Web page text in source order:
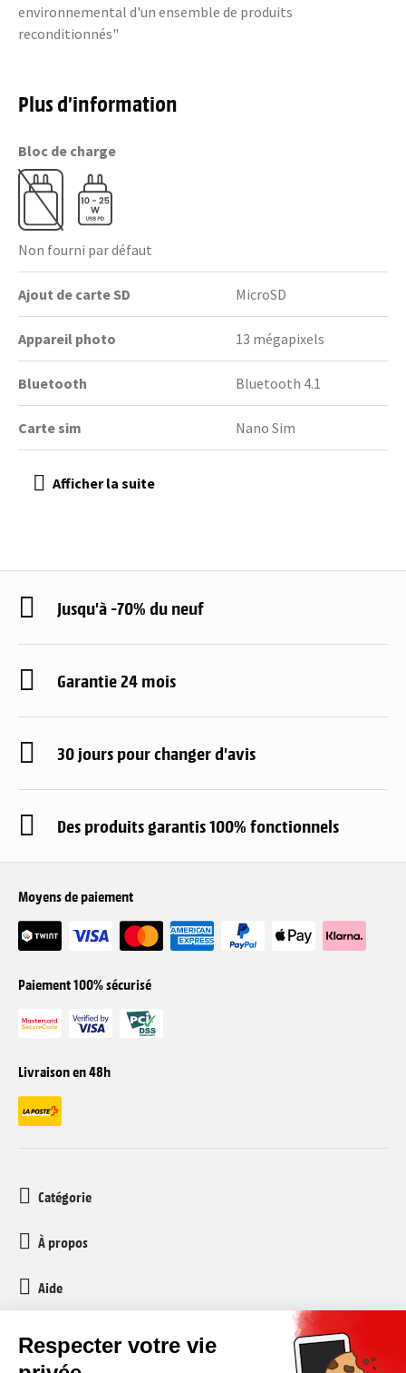
environnemental d'un ensemble de produits
reconditionnés"
Plus d’information
Bloc de charge
Non fourni par défaut
Ajout de carte SD MicroSD
Appareil photo 13 mégapixels
Bluetooth Bluetooth 4.1
Carte sim Nano Sim
Jusqu'à -70% du neuf
Garantie 24 mois
30 jours pour changer d'avis
Des produits garantis 100% fonctionnels
Moyens de paiement
Paiement 100% sécurisé
Livraison en 48h
Catégorie
À propos
Aide